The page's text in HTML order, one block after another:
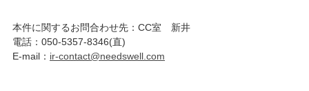
本件に関するお問合わせ先：CC室 新井
電話：050-5357-8346(直)
E-mail： ir-contact@needswell.com